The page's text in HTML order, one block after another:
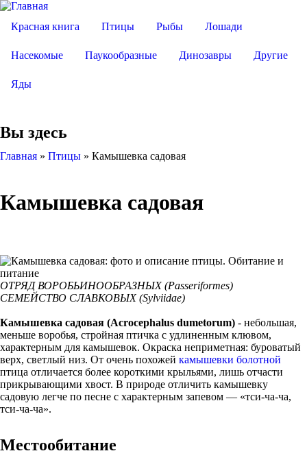
Красная книга Птицы Рыбы Лошади
Насекомые Паукообразные Динозавры Другие
Яды
Вы здесь
Главная » Птицы » Камышевка садовая
Камышевка садовая
ОТРЯД ВОРОБЬИНООБРАЗНЫХ (Passeriformes)
СЕМЕЙСТВО СЛАВКОВЫХ (Sylviidae)
Камышевка садовая (Acrocephalus dumetorum) - небольшая,
меньше воробья, стройная птичка с удлиненным клювом,
характерным для камышевок. Окраска неприметная: буроватый
верх, светлый низ. От очень похожей камышевки болотной
птица отличается более короткими крыльями, лишь отчасти
прикрывающими хвост. В природе отличить камышевку
садовую легче по песне с характерным запевом — «тси-ча-ча,
тси-ча-ча».
Местообитание